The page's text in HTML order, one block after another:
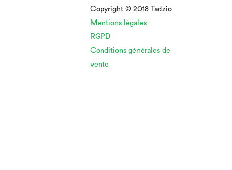
Copyright © 2018 Tadzio
Mentions légales
RGPD
Conditions générales de
vente